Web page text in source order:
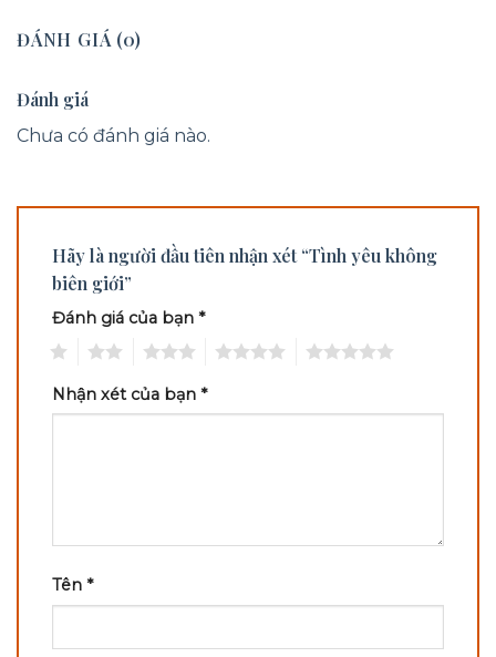
ĐÁNH GIÁ (0)
Đánh giá
Chưa có đánh giá nào.
Hãy là người đầu tiên nhận xét “Tình yêu không
biên giới”
Đánh giá của bạn *
Nhận xét của bạn *
Tên *